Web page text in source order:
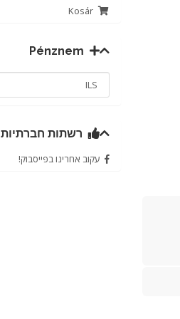
Kosár
רשתות חברתיות
עקוב אחרינו בפייסבוק!